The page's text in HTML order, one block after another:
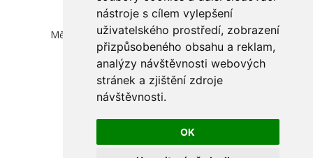
nástroje s cílem vylepšení
uživatelského prostředí, zobrazení
přizpůsobeného obsahu a reklam,
analýzy návštěvnosti webových
stránek a zjištění zdroje
návštěvnosti.
OK
IČ 00469548, DIČ CZ00469548
zapsána ve spolkovém rejstříku vedeném
Městským soudem v Praze, oddíl L, vložka 830
info@cuscz.cz
cookies